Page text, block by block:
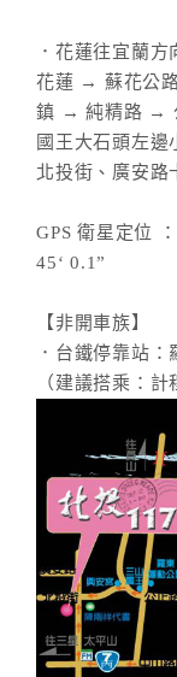
．花蓮往宜蘭方
花蓮 → 蘇花公
鎮 → 純精路 →
國王大石頭左
北投街、廣安
GPS 衛星定位
45‘ 0.1”
【非開車族】
．台鐵停靠站
（建議搭乘：計